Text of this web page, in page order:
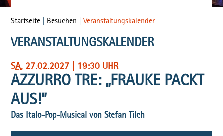
Startseite Besuchen |Veranstaltungskalender
VERANSTALTUNGSKALENDER
SA, 27.02.2027 19:30 UHR
AZZURRO TRE: „FRAUKE PACKT
AUS!”
Das Italo-Pop-Musical von Stefan Tilch